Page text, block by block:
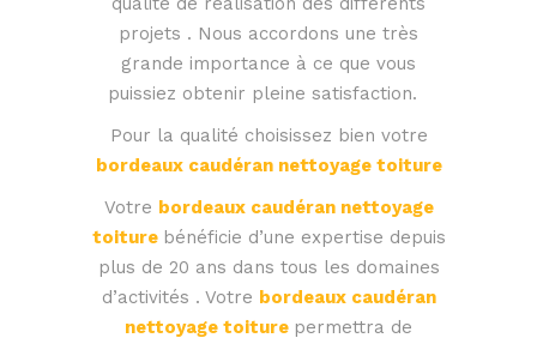
projets . Nous accordons une très
grande importance à ce que vous
puissiez obtenir pleine satisfaction.
Pour la qualité choisissez bien votre
bordeaux caudéran nettoyage toiture
Votre bordeaux caudéran nettoyage
toiture bénéficie d’une expertise depuis
plus de 20 ans dans tous les domaines
d’activités . Votre bordeaux caudéran
nettoyage toiture permettra de